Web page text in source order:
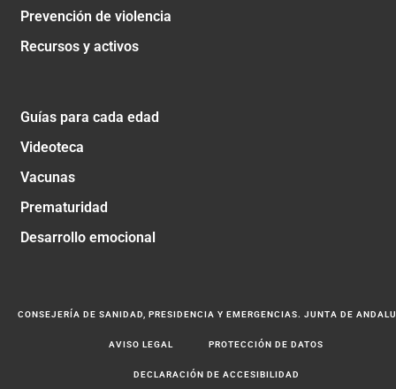
Prevención de violencia
Recursos y activos
Guías para cada edad
Videoteca
Vacunas
Prematuridad
Desarrollo emocional
CONSEJERÍA DE SANIDAD, PRESIDENCIA Y EMERGENCIAS. JUNTA DE
AVISO LEGAL PROTECCIÓN DE DATOS
DECLARACIÓN DE ACCESIBILIDAD